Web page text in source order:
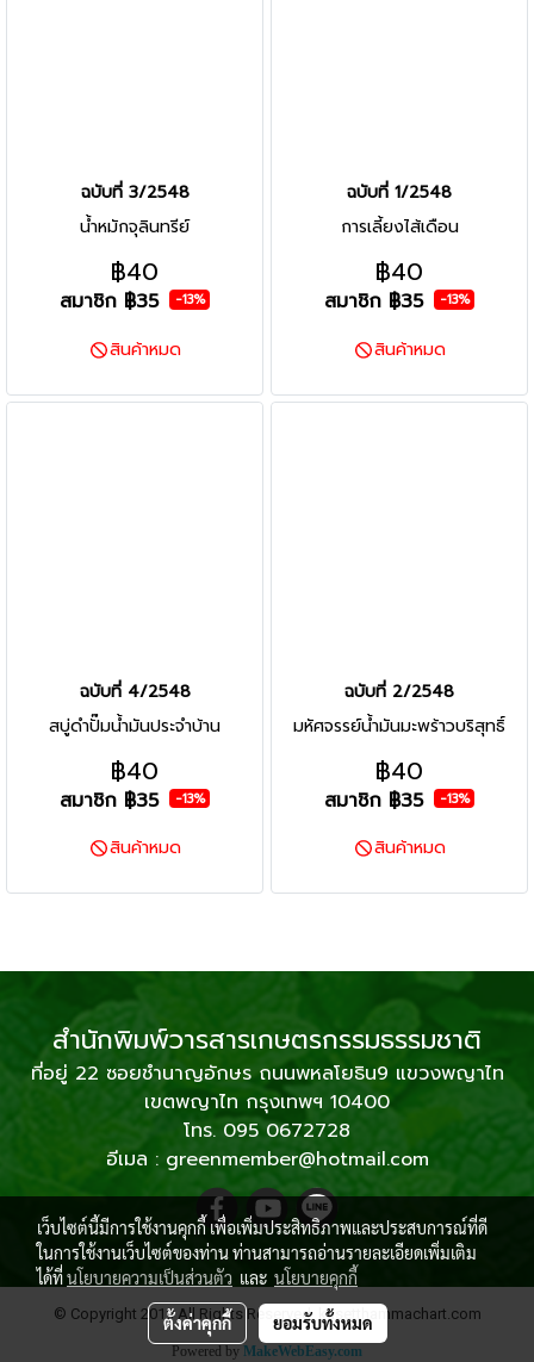
ฉบับที่ 3/2548
น้ำหมักจุลินทรีย์
฿40
สมาชิก ฿35 -13%
สินค้าหมด
ฉบับที่ 1/2548
การเลี้ยงไส้เดือน
฿40
สมาชิก ฿35 -13%
สินค้าหมด
ฉบับที่ 4/2548
สบู่ดำปั๊มน้ำมันประจำบ้าน
฿40
สมาชิก ฿35 -13%
สินค้าหมด
ฉบับที่ 2/2548
มหัศจรรย์น้ำมันมะพร้าวบริสุทธิ์
฿40
สมาชิก ฿35 -13%
สินค้าหมด
สำนักพิมพ์วารสารเกษตรกรรมธรรมชาติ
ที่อยู่ 22 ซอยชำนาญอักษร ถนนพหลโยธิน9 แขวงพญาไท
เขตพญาไท กรุงเทพฯ 10400
โทร. 095 0672728
อีเมล : greenmember@hotmail.com
© Copyright 2019 All Rights Reserved. kasetthammachart.com
Powered by MakeWebEasy.com
เว็บไซต์นี้มีการใช้งานคุกกี้ เพื่อเพิ่มประสิทธิภาพและประสบการณ์ที่ดี
ในการใช้งานเว็บไซต์ของท่าน ท่านสามารถอ่านรายละเอียดเพิ่มเติม
ได้ที่นโยบายความเป็นส่วนตัว และ นโยบายคุกกี้
ตั้งค่าคุกกี้ ยอมรับทั้งหมด